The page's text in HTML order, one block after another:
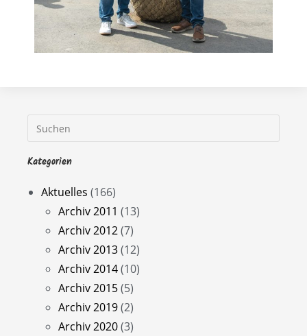
Kategorien
Aktuelles (166)
Archiv 2011 (13)
Archiv 2012(7)
Archiv 2013(12)
Archiv 2014(10)
Archiv 2015(5)
Archiv 2019(2)
Archiv 2020(3)